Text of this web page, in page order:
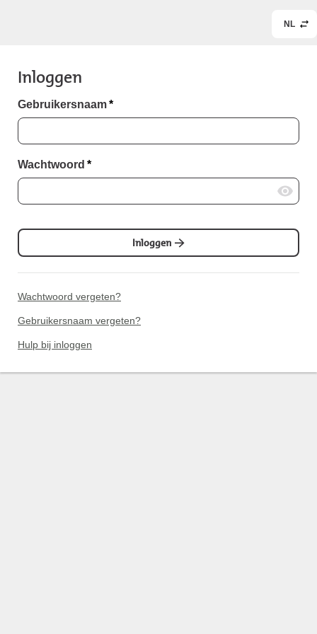
NL
Inloggen
Gebruikersnaam*
Wachtwoord *
Inloggen
Wachtwoord vergeten?
Gebruikersnaam vergeten?
Hulp bij inloggen